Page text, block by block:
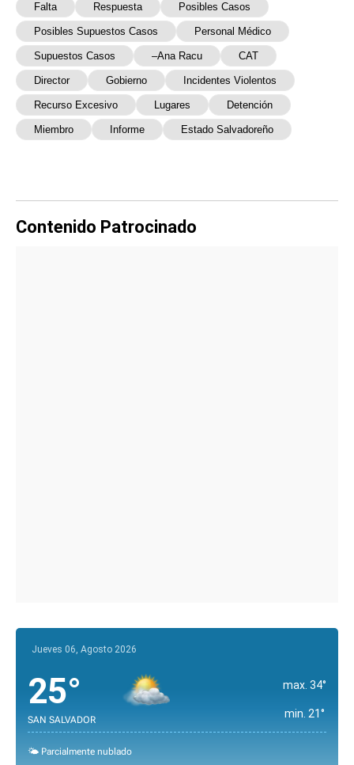
Falta Respuesta Posibles Casos
Posibles Supuestos Casos Personal Médico
Supuestos Casos –Ana Racu CAT
Director Gobierno Incidentes Violentos
Recurso Excesivo Lugares Detención
Miembro Informe Estado Salvadoreño
Contenido Patrocinado
Jueves 06, Agosto 2026
25°
SAN SALVADOR
max. 34°
min. 21°
🌤️ Parcialmente nublado